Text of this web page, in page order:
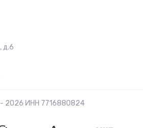
д.6
2026 ИНН 7716880824